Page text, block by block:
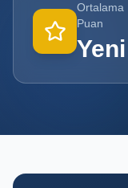
POPÜLER
KATEGORILER
Ortalama
Puan
Yeni